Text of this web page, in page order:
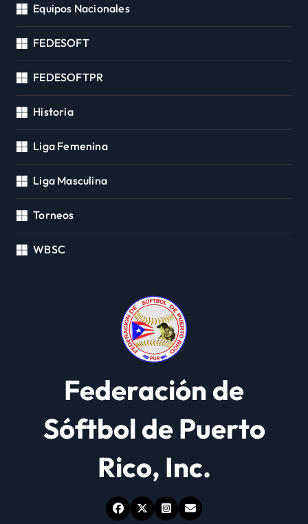
Equipos Nacionales
FEDESOFT
FEDESOFTPR
Historia
Liga Femenina
Liga Masculina
Torneos
WBSC
Federación de
Sóftbol de Puerto
Rico, Inc.